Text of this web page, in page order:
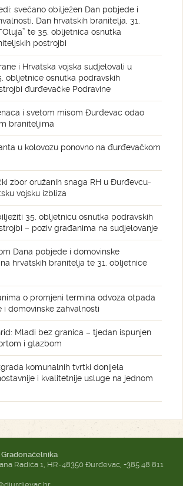
svečano obilježen Dan pobjede i
Dan hrvatskih branitelja, 31.
te 35. obljetnica osnutka
postrojbi
i Hrvatska vojska sudjelovali u
obljetnice osnutka podravskih
đurđevačke Podravine
i svetom misom Đurđevac odao
braniteljima
u kolovozu ponovno na đurđevačkom
zbor oružanih snaga RH u Đurđevcu-
vojsku izbliza
35. obljetnicu osnutka podravskih
– poziv građanima na sudjelovanje
Dana pobjede i domovinske
hrvatskih branitelja te 31. obljetnice
o promjeni termina odvoza otpada
i domovinske zahvalnosti
Mladi bez granica – tjedan ispunjen
i glazbom
komunalnih tvrtki donijela
i kvalitetnije usluge na jednom
Radića 1, HR-48350 Đurđevac, +385 48 811